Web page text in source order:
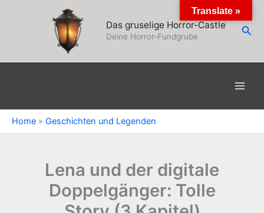
Das gruselige Horror-Castle
Deine Horror-Fundgrube
Home » Geschichten und Legenden
Lena und der digitale
Doppelgänger: Tolle
Translate »